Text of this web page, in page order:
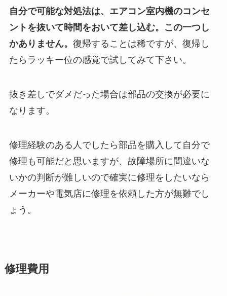
自分で可能な対処法は、 エアコン室内機のコンセ
ントを抜いて時間をおいて差し込む。この一つし
かありません。 復帰することは稀ですが、復帰し
たらラッキー位の感覚で試してみて下さい。
抜き差しでダメだった場合は部品の交換が必要に
なります。
修理経験のある人でしたら部品を購入して自分で
修理も可能だと思いますが、故障場所に間違いな
いかの判断が難しいので確実に修理をしたいなら
メーカーや電気店に修理を依頼した方が無難でし
ょう。
修理費用